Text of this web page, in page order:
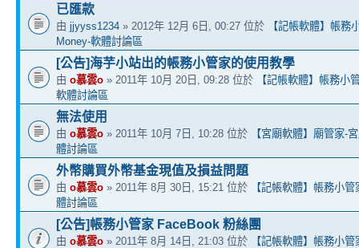
已匯款
由 jjyyss1234 » 2012年 12月 6日, 00:27 位於
【記帳軟體】帳務
Money-軟體討論區
[公告]海芋小站出的帳務小管家的使用教學
由 o慕雲o » 2011年 10月 20日, 09:28 位於
【記帳軟體】帳務小
軟體討論區
無法使用
由 o慕雲o » 2011年 10月 7日, 10:28 位於
【宮廟軟體】廟管家-
體討論區
外幣購買外幣基金現值及損益問題
由 o慕雲o » 2011年 8月 30日, 15:21 位於
【記帳軟體】帳務小
體討論區
[公告]帳務小管家 FaceBook 粉絲團
由 o慕雲o » 2011年 8月 14日, 21:03 位於
【記帳軟體】帳務小